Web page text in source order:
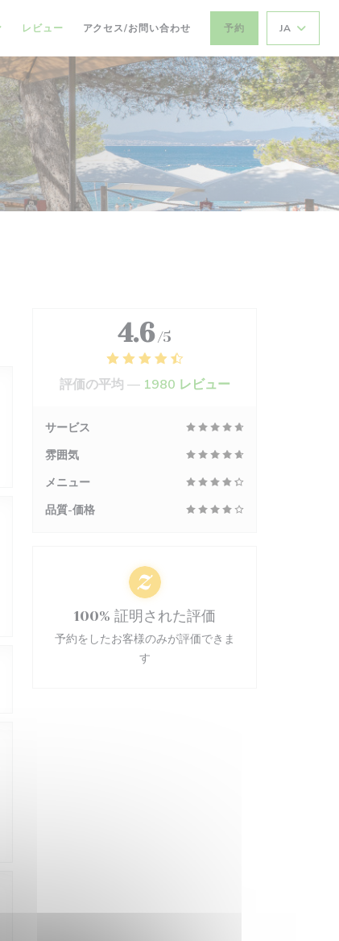
レビュー アクセス/お問い合わせ 予約 JA
4.6 /5
評価の平均 — 1980 レビュー
サービス
雰囲気
メニュー
品質-価格
100% 証明された評価
予約をしたお客様のみが評価できま
す